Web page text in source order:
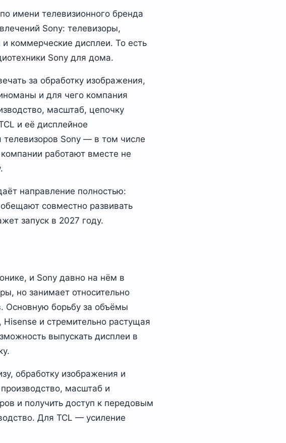
имени телевизионного бренда
Sony: телевизоры,
коммерческие дисплеи. То есть
Sony для дома.
за обработку изображения,
и для чего компания
масштаб, цепочку
и её дисплейное
телевизоров Sony — в том числе
работают вместе не
направление полностью:
совместно развивать
запуск в 2027 году.
и Sony давно на нём в
но занимает относительно
Основную борьбу за объёмы
Hisense и стремительно растущая
выпускать дисплеи в
обработку изображения и
масштаб и
и получить доступ к передовым
Для TCL — усиление